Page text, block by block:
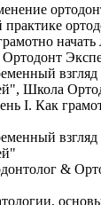
практике
взгляд
Школа
I. Как
взгляд
&